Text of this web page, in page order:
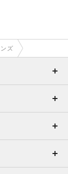
ズ